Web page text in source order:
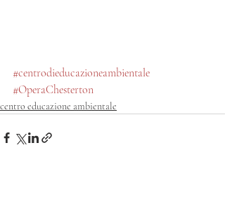
#centrodieducazioneambientale
#OperaChesterton
centro educazione ambientale